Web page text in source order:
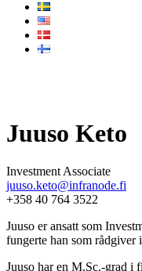
Juuso Keto
Investment Associate
juuso.keto@infranode.fi
+358 40 764 3522
Juuso er ansatt som
fungerte han som
Juuso har en M.Sc.-grad i